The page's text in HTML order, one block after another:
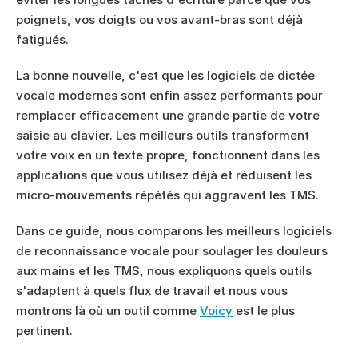
poignets, vos doigts ou vos avant-bras sont déjà
fatigués.
La bonne nouvelle, c'est que les logiciels de dictée
vocale modernes sont enfin assez performants pour
remplacer efficacement une grande partie de votre
saisie au clavier. Les meilleurs outils transforment
votre voix en un texte propre, fonctionnent dans les
applications que vous utilisez déjà et réduisent les
micro-mouvements répétés qui aggravent les TMS.
Dans ce guide, nous comparons les meilleurs logiciels
de reconnaissance vocale pour soulager les douleurs
aux mains et les TMS, nous expliquons quels outils
s'adaptent à quels flux de travail et nous vous
montrons là où un outil comme Voicy est le plus
pertinent.